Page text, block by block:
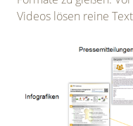
Videos lösen reine